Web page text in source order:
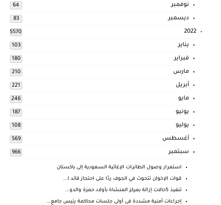
نوفمبر 64
ديسمبر 83
2022
5570
يناير 103
فبراير 180
مارس 210
أبريل 221
مايو 246
يونيو 187
يوليو 108
أغسطس 569
سبتمبر 966
استمرار وصول الطائرات الإغاثية السعودية إلى باكستان
قوات الإخوان تتحوث في الجوف ردًا على احتجاز قائد ا...
تنفيذ 5حالات إزالة بمركز المنشاة بأولاد حمزة والدو...
إجراءات أمنية مشددة فى أولى جلسات محاكمة رئيس جامع...